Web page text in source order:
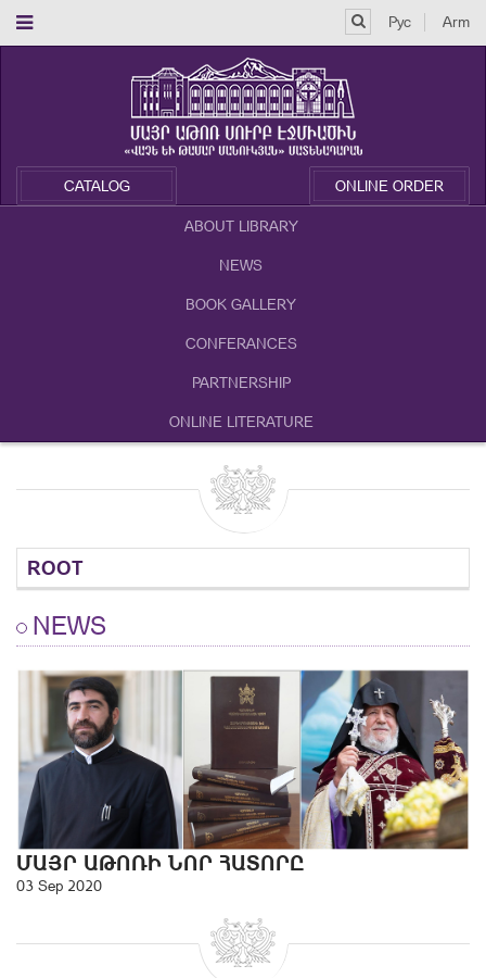
Рус Arm
CATALOG ONLINE ORDER
ABOUT LIBRARY
NEWS
BOOK GALLERY
CONFERANCES
PARTNERSHIP
ONLINE LITERATURE
ROOT
NEWS
ՄԱՅՐ ԱԹՈՌԻ ՆՈՐ ՀԱՏՈՐԸ
03 Sep 2020